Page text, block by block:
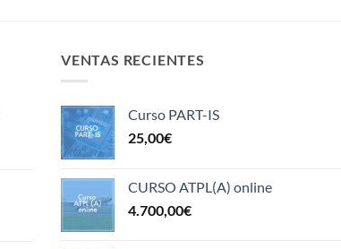
VENTAS RECIENTES
Curso PART-IS
25,00€
CURSO ATPL(A) online
4.700,00€